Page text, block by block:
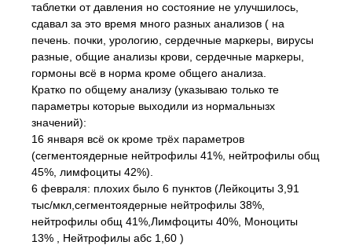
таблетки от давления но состояние не улучшилось,
сдавал за это время много разных анализов ( на
печень. почки, урологию, сердечные маркеры, вирусы
разные, общие анализы крови, сердечные маркеры,
гормоны всё в норма кроме общего анализа.
Кратко по общему анализу (указываю только те
параметры которые выходили из нормальнызх
значений):
16 января всё ок кроме трёх параметров
(сегментоядерные нейтрофилы 41%, нейтрофилы общ
45%, лимфоциты 42%).
6 февраля: плохих было 6 пунктов (Лейкоциты 3,91
тыс/мкл,сегментоядерные нейтрофилы 38%,
нейтрофилы общ 41%,Лимфоциты 40%, Моноциты
13% , Нейтрофилы абс 1,60 )